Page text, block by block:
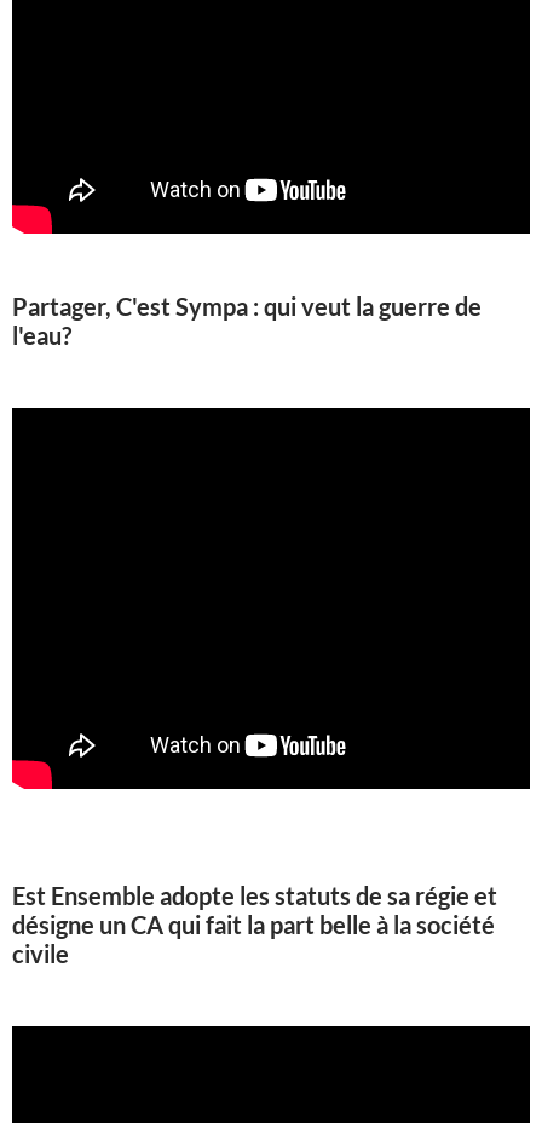
Partager, C'est Sympa : qui veut la guerre de
l'eau?
Est Ensemble adopte les statuts de sa régie et
désigne un CA qui fait la part belle à la société
civile